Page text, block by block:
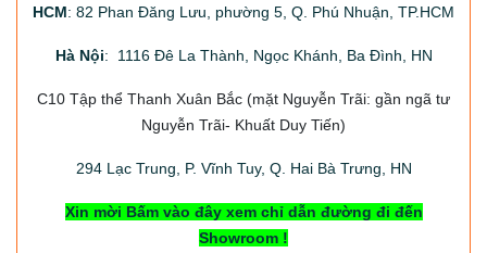
HCM: 82 Phan Đăng Lưu, phường 5, Q. Phú Nhuận, TP.HCM
Hà Nội: 1116 Đê La Thành, Ngọc Khánh, Ba Đình, HN
C10 Tập thể Thanh Xuân Bắc (mặt Nguyễn Trãi: gần ngã tư
Nguyễn Trãi- Khuất Duy Tiến)
294Lạc Trung, P. Vĩnh Tuy, Q. Hai Bà Trưng, HN
Xin mời Bấm vào đây xem chỉ dẫn đường đi đến
Showroom !